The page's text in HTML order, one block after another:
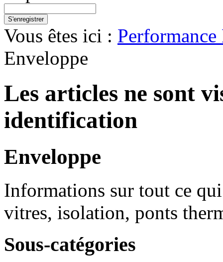
S'enregistrer
Vous êtes ici :
Enveloppe
Les articles ne sont
identification
Enveloppe
Informations sur tout ce
vitres, isolation, ponts
Sous-catégories